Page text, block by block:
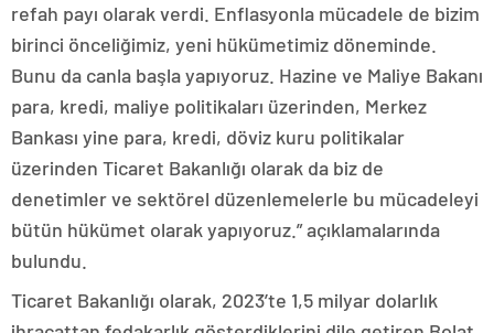
refah payı olarak verdi. Enflasyonla mücadele de bizim
birinci önceliğimiz, yeni hükümetimiz döneminde.
Bunu da canla başla yapıyoruz. Hazine ve Maliye Bakanı
para, kredi, maliye politikaları üzerinden, Merkez
Bankası yine para, kredi, döviz kuru politikalar
üzerinden Ticaret Bakanlığı olarak da biz de
denetimler ve sektörel düzenlemelerle bu mücadeleyi
bütün hükümet olarak yapıyoruz.” açıklamalarında
bulundu.
Ticaret Bakanlığı olarak, 2023’te 1,5 milyar dolarlık